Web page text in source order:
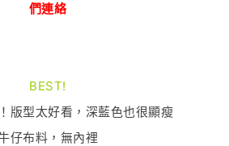
們連絡
BEST!
版型太好看，深藍色也很顯瘦
仔布料，無內裡